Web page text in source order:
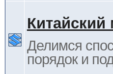
Китайский
Делимся
порядок и